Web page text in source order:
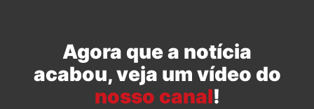
Agora que a notícia
acabou, veja um vídeo do
nosso canal!